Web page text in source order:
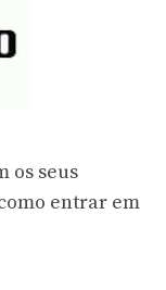
os seus
entrar em